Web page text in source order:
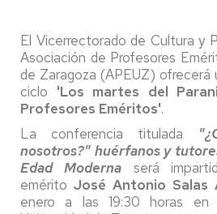
El Vicerrectorado de Cultura y
Asociación de Profesores
de Zaragoza (APEUZ) ofrecerá
ciclo 'Los martes del
Profesores Eméritos'.
La conferencia titulada
nosotros?" huérfanos y
Edad Moderna será
emérito José Antonio Salas
enero a las 19:30 horas